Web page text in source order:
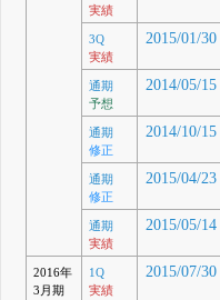
実績
3Q
実績
2015/01/30
通期
予想
2014/05/15
通期
修正
2014/10/15
通期
修正
2015/04/23
通期
実績
2015/05/14
2016年
3月期
1Q
実績
2015/07/30